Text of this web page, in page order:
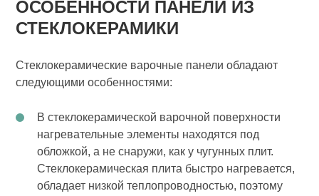
ОСОБЕННОСТИ ПАНЕЛИ ИЗ
СТЕКЛОКЕРАМИКИ
Стеклокерамические варочные панели обладают
следующими особенностями:
В стеклокерамической варочной поверхности
нагревательные элементы находятся под
обложкой, а не снаружи, как у чугунных плит.
Стеклокерамическая плита быстро нагревается,
обладает низкой теплопроводностью, поэтому